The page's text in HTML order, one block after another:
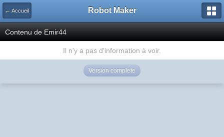
← Accueil Robot Maker
Contenu de Emir44
Il n'y a pas d'information à voir.
Version complète